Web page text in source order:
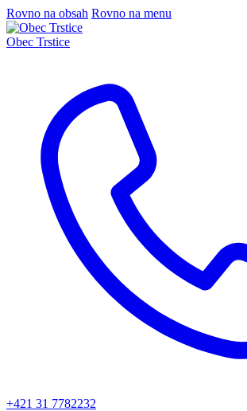
Rovno na obsah Rovno na menu
Obec Trstice
+421 31 7782232